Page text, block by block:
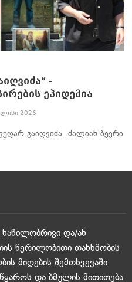
-
ეპიდემია
2026
გაიღვიძა. ძალიან ბევრი
და/ან
წერილობითი თანხმობის
მიღების შემთხვევაში
და ბმულის მითითება